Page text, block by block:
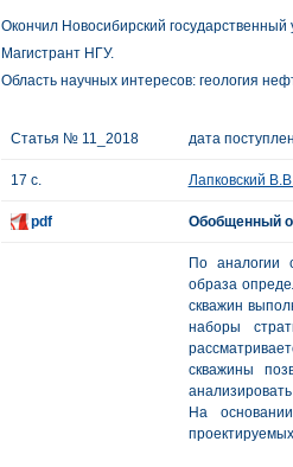
Окончил Новосибирский государственный
Магистрант НГУ.
Область научных интересов: геология
Статья № 11_2018 дата
17 с. Лапковский
pdf Обобщенный
По аналогии
образа
скважин
наборы
скважины
На